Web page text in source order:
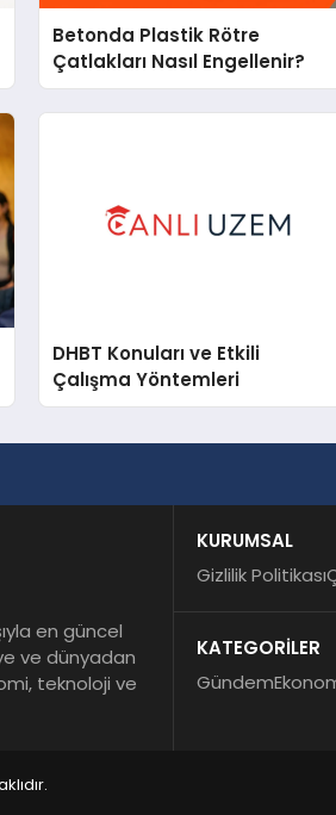
Betonda Plastik Rötre
Çatlakları Nasıl Engellenir?
DHBT Konuları ve Etkili
Çalışma Yöntemleri
en güncel
ve dünyadan
teknoloji ve
KURUMSAL
Gizlilik Politikası
KATEGORİLER
Gündem